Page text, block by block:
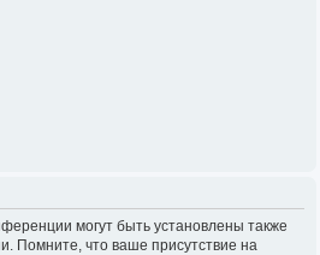
могут быть установлены также
Помните, что ваше присутствие на